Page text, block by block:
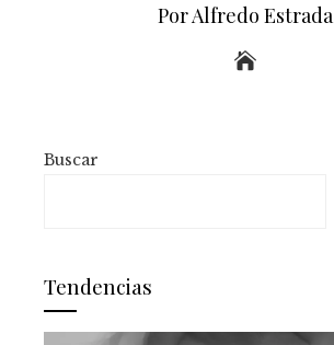
Por Alfredo Estrada
Buscar
Tendencias